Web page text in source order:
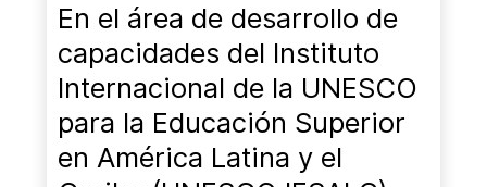
En el área de desarrollo de
capacidades del Instituto
Internacional de la UNESCO
para la Educación Superior
en América Latina y el